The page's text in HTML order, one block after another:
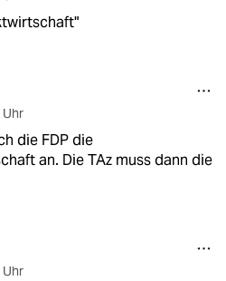
Uhr
die FDP die
an. Die TAz muss dann die
Uhr